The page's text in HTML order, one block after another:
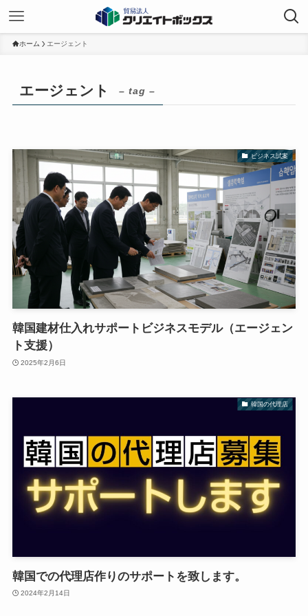
ホーム エージェント
エージェント – tag –
ビジネス試案
韓国建材仕入れサポートビジネスモデル（エージェン
ト支援）
2025年2月6日
韓国の代理店
韓国での代理店作りのサポートを致します。
2024年2月14日